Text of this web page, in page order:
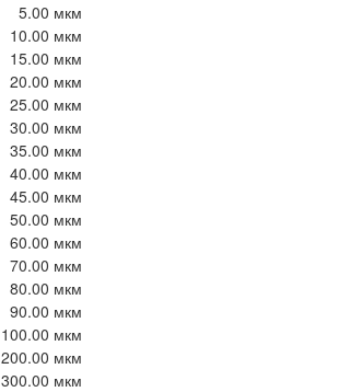
5.00 мкм
10.00 мкм
15.00 мкм
20.00 мкм
25.00 мкм
30.00 мкм
35.00 мкм
40.00 мкм
45.00 мкм
50.00 мкм
60.00 мкм
70.00 мкм
80.00 мкм
90.00 мкм
100.00 мкм
200.00 мкм
300.00 мкм